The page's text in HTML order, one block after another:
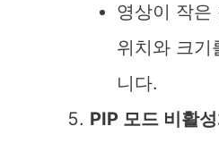
영상이 작은
위치와 크기
니다.
PIP 모드 비활